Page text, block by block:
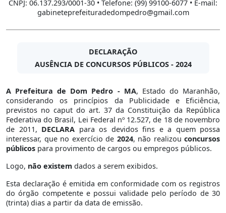
CNPJ: 06.137.293/0001-30 • Telefone: (99) 99100-6077 • E-mail:
gabineteprefeituradedompedro@gmail.com
DECLARAÇÃO
AUSÊNCIA DE CONCURSOS PÚBLICOS - 2024
A Prefeitura de Dom Pedro - MA, Estado do Maranhão,
considerando os princípios da Publicidade e Eficiência,
previstos no caput do art. 37 da Constituição da República
Federativa do Brasil, Lei Federal nº 12.527, de 18 de novembro
de 2011, DECLARA para os devidos fins e a quem possa
interessar, que no exercício de 2024, não realizou concursos
públicos para provimento de cargos ou empregos públicos.
Logo, não existem dados a serem exibidos.
Esta declaração é emitida em conformidade com os registros
do órgão competente e possui validade pelo período de 30
(trinta) dias a partir da data de emissão.